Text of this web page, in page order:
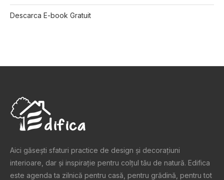
Descarca E-book Gratuit
Aici găsești sfaturi practice de design şi decoraţiuni
interioare, dar și inspiraţie pentru colţul tău de natură. Edifica
este agenda ta zilnică pentru casă, pentru grădină, pentru tot